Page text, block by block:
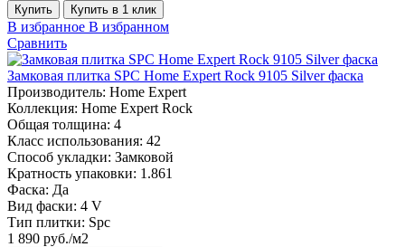
Купить Купить в 1 клик
В избранное В избранном
Сравнить
Замковая плитка SPC Home Expert Rock 9105 Silver фаска
Производитель: Home Expert
Коллекция: Home Expert Rock
Общая толщина: 4
Класс использования: 42
Способ укладки: Замковой
Кратность упаковки: 1.861
Фаска: Да
Вид фаски: 4 V
Тип плитки: Spc
1 890 руб./м2